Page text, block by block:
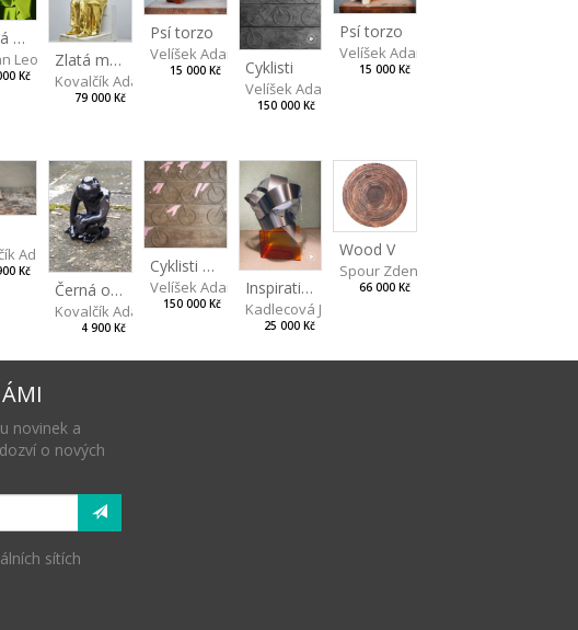
Zelená drapérie
Leoš
Kč
Zlatá máma
Kovalčík Adam
79 000 Kč
Psí torzo
Velíšek Adam
15 000 Kč Cyklisti
Velíšek Adam
150 000 Kč
Psí torzo
Velíšek Adam
15 000 Kč
Adam
Kč
Černá opice
Kovalčík Adam
4 900 Kč
Cyklisti Color
Velíšek Adam
150 000 Kč
Inspiration by Marqués de Riscal
Kadlecová Jaroslava
25 000 Kč
Wood V
Spour Zdeněk
66 000 Kč
novinek a
o nových
sítích